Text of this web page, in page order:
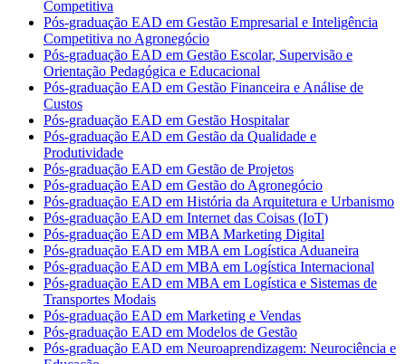
Competitiva
Pós-graduação EAD em Gestão Empresarial e Inteligência
Competitiva no Agronegócio
Pós-graduação EAD em Gestão Escolar, Supervisão e
Orientação Pedagógica e Educacional
Pós-graduação EAD em Gestão Financeira e Análise de
Custos
Pós-graduação EAD em Gestão Hospitalar
Pós-graduação EAD em Gestão da Qualidade e
Produtividade
Pós-graduação EAD em Gestão de Projetos
Pós-graduação EAD em Gestão do Agronegócio
Pós-graduação EAD em História da Arquitetura e Urbanismo
Pós-graduação EAD em Internet das Coisas (IoT)
Pós-graduação EAD em MBA Marketing Digital
Pós-graduação EAD em MBA em Logística Aduaneira
Pós-graduação EAD em MBA em Logística Internacional
Pós-graduação EAD em MBA em Logística e Sistemas de
Transportes Modais
Pós-graduação EAD em Marketing e Vendas
Pós-graduação EAD em Modelos de Gestão
Pós-graduação EAD em Neuroaprendizagem: Neurociência e